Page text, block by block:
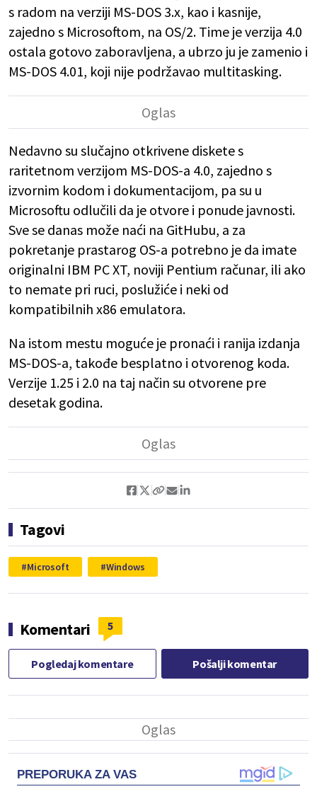
s radom na verziji MS-DOS 3.x, kao i kasnije,
zajedno s Microsoftom, na OS/2. Time je verzija 4.0
ostala gotovo zaboravljena, a ubrzo ju je zamenio i
MS-DOS 4.01, koji nije podržavao multitasking.
Nedavno su slučajno otkrivene diskete s
raritetnom verzijom MS-DOS-a 4.0, zajedno s
izvornim kodom i dokumentacijom, pa su u
Microsoftu odlučili da je otvore i ponude javnosti.
Sve se danas može naći na GitHubu, a za
pokretanje prastarog OS-a potrebno je da imate
originalni IBM PC XT, noviji Pentium računar, ili ako
to nemate pri ruci, poslužiće i neki od
kompatibilnih x86 emulatora.
Na istom mestu moguće je pronaći i ranija izdanja
MS-DOS-a, takođe besplatno i otvorenog koda.
Verzije 1.25 i 2.0 na taj način su otvorene pre
desetak godina.
Tagovi
Microsoft Windows
Komentari 5
Pogledaj komentare Pošalji komentar
PREPORUKA ZA VAS